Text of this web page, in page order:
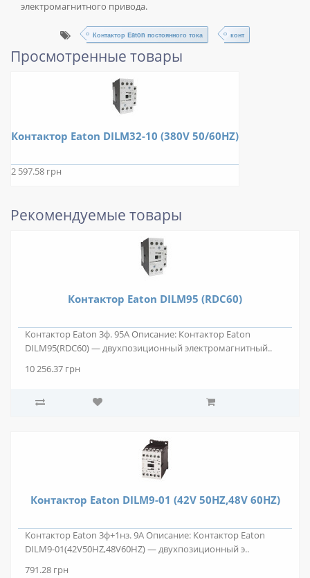
электромагнитного привода.
Контактор Eaton постоянного тока конт
Просмотренные товары
Контактор Eaton DILM32-10 (380V 50/60HZ)
2 597.58 грн
Рекомендуемые товары
Контактор Eaton DILM95 (RDC60)
Контактор Eaton 3ф. 95А Описание: Контактор Eaton
DILM95(RDC60) — двухпозиционный электромагнитный..
10 256.37 грн
Контактор Eaton DILM9-01 (42V 50HZ,48V 60HZ)
Контактор Eaton 3ф+1нз. 9А Описание: Контактор Eaton
DILM9-01(42V50HZ,48V60HZ) — двухпозиционный э..
791.28 грн